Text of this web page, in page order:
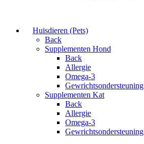
Huisdieren (Pets)
Back
Supplementen Hond
Back
Allergie
Omega-3
Gewrichtsondersteuning
Supplementen Kat
Back
Allergie
Omega-3
Gewrichtsondersteuning